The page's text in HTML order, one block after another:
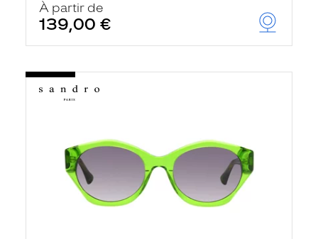
À partir de
139,00 €